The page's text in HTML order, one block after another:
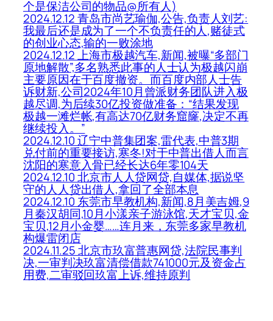
个是保洁公司的物品@所有人)
2024.12.12 青岛市尚艺瑜伽,公告,负责人刘艺:
我最后还是成为了一个不负责任的人,赌徒式
的创业心态,输的一败涂地
2024.12.12 上海市极越汽车,新闻,被曝“多部门
原地解散”,多名熟悉此事的人士认为极越闪崩
主要原因在于百度撤资。而百度内部人士告
诉财新,公司2024年10月曾派财务团队进入极
越尽调,为后续30亿投资做准备：“结果发现
极越一滩烂帐,有高达70亿财务窟窿,决定不再
继续投入。”
2024.12.10 辽宁中普集团案,雷代表,中普3期
兑付前的重要接访,寒冬!对于中普出借人而言
沈阳的寒意入骨已经长达6年零104天
2024.12.10 北京市人人贷网贷,自媒体,据说坚
守的人人贷出借人,拿回了全部本息
2024.12.10 东莞市早教机构,新闻,8月美吉姆,9
月秦汉胡同,10月小漾亲子游泳馆,天才宝贝,金
宝贝,12月小金婴……连月来，东莞多家早教机
构爆雷闭店
2024.11.25 北京市玖富普惠网贷,法院民事判
决,一审判决玖富清偿借款741000元及资金占
用费,二审驳回玖富上诉,维持原判​